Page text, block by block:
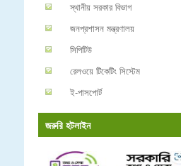
স্থানীয় সরকার বিভাগ
জনপ্রশাসন মন্ত্রণালয়
সিপিটিউ
রেলওয়ে টিকেটিং সিস্টেম
ই-পাসপোর্ট
জরুরি হটলাইন